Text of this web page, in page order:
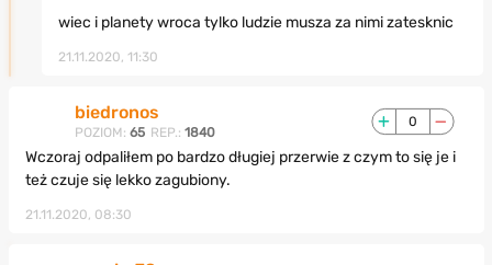
wiec i planety wroca tylko ludzie musza za nimi zatesknic
21.11.2020, 11:30
biedronos
POZIOM: 65 REP.: 1840
0
Wczoraj odpaliłem po bardzo długiej przerwie z czym to się je i
też czuje się lekko zagubiony.
21.11.2020, 08:30